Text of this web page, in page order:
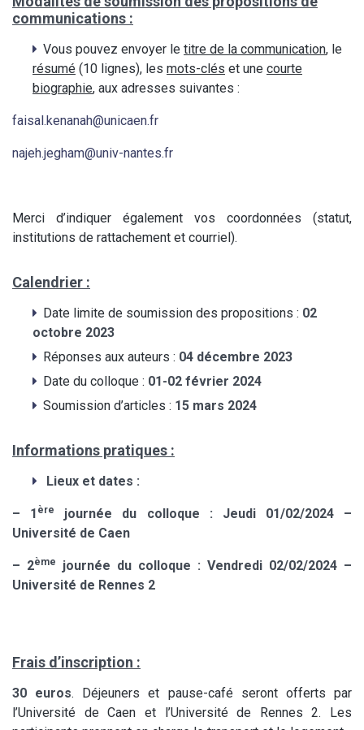
communications :
Vous pouvez envoyer le titre de la communication, le
résumé (10 lignes), les mots-clés et une courte
biographie, aux adresses suivantes :
faisal.kenanah@unicaen.fr
najeh.jegham@univ-nantes.fr
Merci d’indiquer également vos coordonnées (statut,
institutions de rattachement et courriel).
Calendrier :
Date limite de soumission des propositions : 02
octobre 2023
Réponses aux auteurs : 04 décembre 2023
Date du colloque : 01-02 février 2024
Soumission d’articles : 15 mars 2024
Informations pratiques :
Lieux et dates :
– 1 ère journée du colloque : Jeudi 01/02/2024 –
Université de Caen
– 2ème journée du colloque : Vendredi 02/02/2024 –
Université de Rennes 2
Frais d’inscription :
30 euros. Déjeuners et pause-café seront offerts par
l’Université de Caen et l’Université de Rennes 2. Les